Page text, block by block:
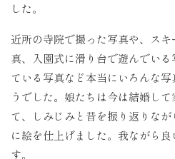
した。
近所の寺院で撮った写真や、ス
真、入園式に滑り台で遊んでい
ている写真など本当にいろんな
うでした。娘たちは今は結婚し
て、しみじみと昔を振り返りな
に絵を仕上げました。我ながら
す。